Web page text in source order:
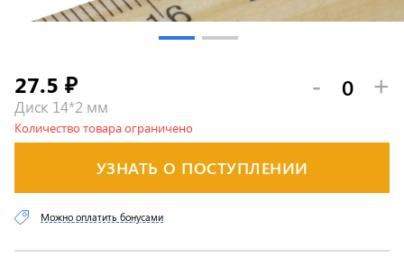
Диск 14*2 мм
27.5 ₽ - +
УЗНАТЬ О ПОСТУПЛЕНИИ
Количество товара ограничено
Можно оплатить бонусами